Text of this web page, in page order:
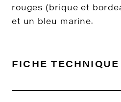
rouges (brique et
et un bleu marine.
FICHE TECHNIQUE